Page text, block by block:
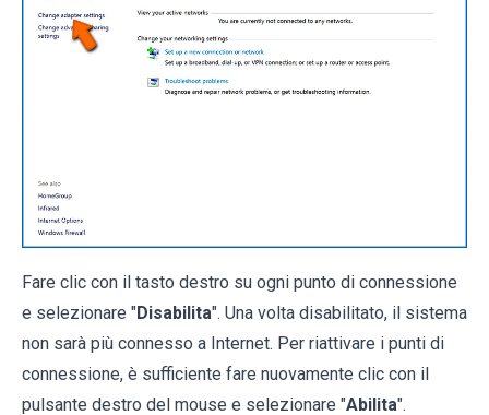
Fare clic con il tasto destro su ogni punto di connessione
e selezionare "Disabilita". Una volta disabilitato, il sistema
non sarà più connesso a Internet. Per riattivare i punti di
connessione, è sufficiente fare nuovamente clic con il
pulsante destro del mouse e selezionare "Abilita".